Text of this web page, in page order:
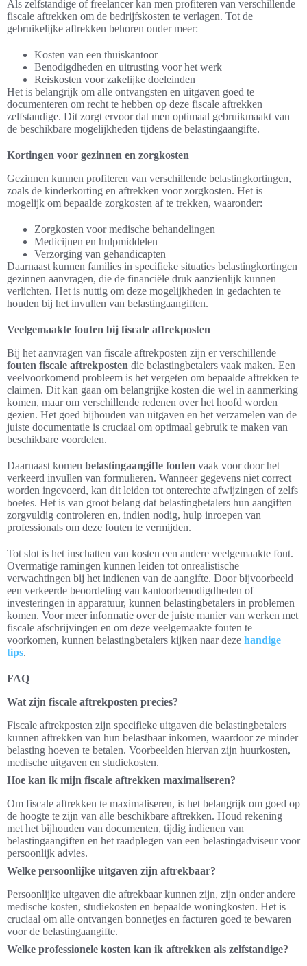
Als zelfstandige of freelancer kan men profiteren van verschillende
fiscale aftrekken om de bedrijfskosten te verlagen. Tot de
gebruikelijke aftrekken behoren onder meer:
Kosten van een thuiskantoor
Benodigdheden en uitrusting voor het werk
Reiskosten voor zakelijke doeleinden
Het is belangrijk om alle ontvangsten en uitgaven goed te
documenteren om recht te hebben op deze fiscale aftrekken
zelfstandige. Dit zorgt ervoor dat men optimaal gebruikmaakt van
de beschikbare mogelijkheden tijdens de belastingaangifte.
Kortingen voor gezinnen en zorgkosten
Gezinnen kunnen profiteren van verschillende belastingkortingen,
zoals de kinderkorting en aftrekken voor zorgkosten. Het is
mogelijk om bepaalde zorgkosten af te trekken, waaronder:
Zorgkosten voor medische behandelingen
Medicijnen en hulpmiddelen
Verzorging van gehandicapten
Daarnaast kunnen families in specifieke situaties belastingkortingen
gezinnen aanvragen, die de financiële druk aanzienlijk kunnen
verlichten. Het is nuttig om deze mogelijkheden in gedachten te
houden bij het invullen van belastingaangiften.
Veelgemaakte fouten bij fiscale aftrekposten
Bij het aanvragen van fiscale aftrekposten zijn er verschillende
fouten fiscale aftrekposten die belastingbetalers vaak maken. Een
veelvoorkomend probleem is het vergeten om bepaalde aftrekken te
claimen. Dit kan gaan om belangrijke kosten die wel in aanmerking
komen, maar om verschillende redenen over het hoofd worden
gezien. Het goed bijhouden van uitgaven en het verzamelen van de
juiste documentatie is cruciaal om optimaal gebruik te maken van
beschikbare voordelen.
Daarnaast komen belastingaangifte fouten vaak voor door het
verkeerd invullen van formulieren. Wanneer gegevens niet correct
worden ingevoerd, kan dit leiden tot onterechte afwijzingen of zelfs
boetes. Het is van groot belang dat belastingbetalers hun aangiften
zorgvuldig controleren en, indien nodig, hulp inroepen van
professionals om deze fouten te vermijden.
Tot slot is het inschatten van kosten een andere veelgemaakte fout.
Overmatige ramingen kunnen leiden tot onrealistische
verwachtingen bij het indienen van de aangifte. Door bijvoorbeeld
een verkeerde beoordeling van kantoorbenodigdheden of
investeringen in apparatuur, kunnen belastingbetalers in problemen
komen. Voor meer informatie over de juiste manier van werken met
fiscale afschrijvingen en om deze veelgemaakte fouten te
voorkomen, kunnen belastingbetalers kijken naar deze handige
tips.
FAQ
Wat zijn fiscale aftrekposten precies?
Fiscale aftrekposten zijn specifieke uitgaven die belastingbetalers
kunnen aftrekken van hun belastbaar inkomen, waardoor ze minder
belasting hoeven te betalen. Voorbeelden hiervan zijn huurkosten,
medische uitgaven en studiekosten.
Hoe kan ik mijn fiscale aftrekken maximaliseren?
Om fiscale aftrekken te maximaliseren, is het belangrijk om goed op
de hoogte te zijn van alle beschikbare aftrekken. Houd rekening
met het bijhouden van documenten, tijdig indienen van
belastingaangiften en het raadplegen van een belastingadviseur voor
persoonlijk advies.
Welke persoonlijke uitgaven zijn aftrekbaar?
Persoonlijke uitgaven die aftrekbaar kunnen zijn, zijn onder andere
medische kosten, studiekosten en bepaalde woningkosten. Het is
cruciaal om alle ontvangen bonnetjes en facturen goed te bewaren
voor de belastingaangifte.
Welke professionele kosten kan ik aftrekken als zelfstandige?